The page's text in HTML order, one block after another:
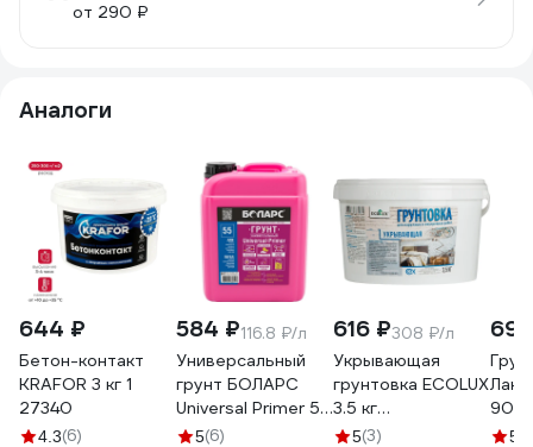
от 290 ₽
Аналоги
644 ₽
Бетон-контакт
KRAFOR 3 кг 1
27340
4.3(6)
584 ₽116.8 ₽/л
Универсальный
грунт БОЛАРС
Universal Primer 55
5 кг
5(6)
616 ₽308 ₽/л
Укрывающая
грунтовка ECOLUX
3.5 кг
4607133683184
5(3) 5